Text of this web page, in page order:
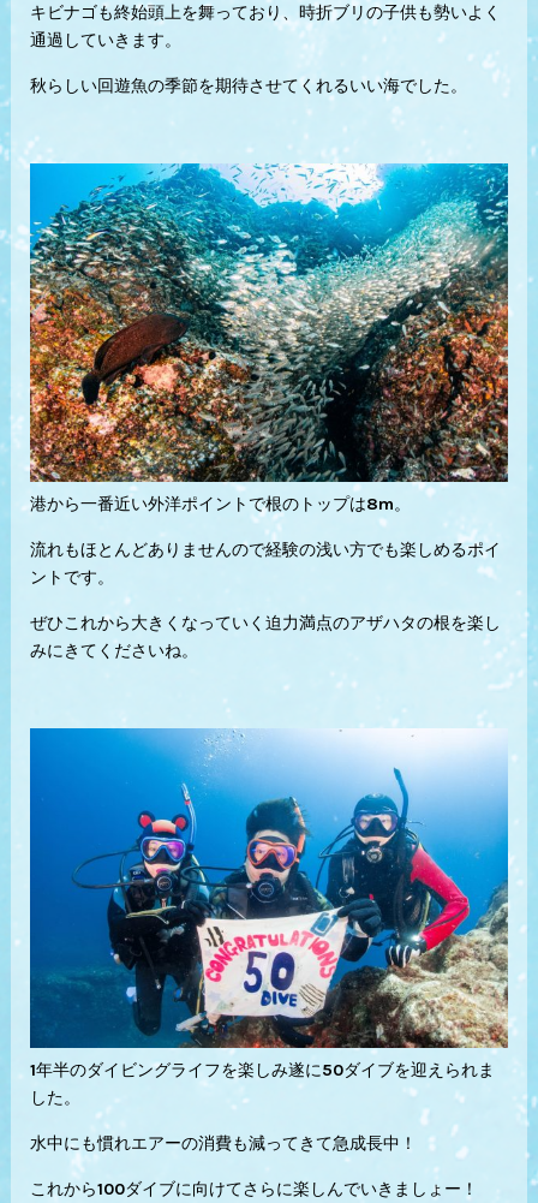
キビナゴも終始頭上を舞っており、時折ブリの子供も勢いよく
通過していきます。
秋らしい回遊魚の季節を期待させてくれるいい海でした。
港から一番近い外洋ポイントで根のトップは8m。
流れもほとんどありませんので経験の浅い方でも楽しめるポイ
ントです。
ぜひこれから大きくなっていく迫力満点のアザハタの根を楽し
みにきてくださいね。
1年半のダイビングライフを楽しみ遂に50ダイブを迎えられま
した。
水中にも慣れエアーの消費も減ってきて急成長中！
これから100ダイブに向けてさらに楽しんでいきましょー！